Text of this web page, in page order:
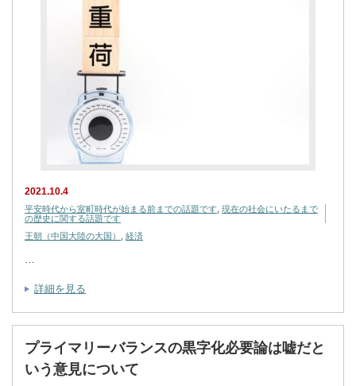
2021.10.4
平安時代から室町時代が始まる前までの話題です 現在の社会にいたるまで
の歴史に関する話題です
王朝（中国大陸の大国）
経済
詳細を見る
プライマリーバランスの黒字化必要論は嘘だと
いう意見について